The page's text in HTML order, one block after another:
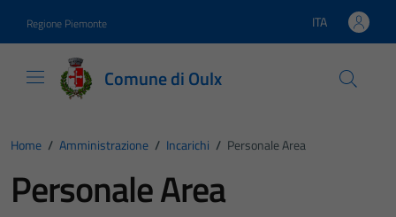
Regione Piemonte Lingua attiva:
ITA
Comune di Oulx
Home / Amministrazione / Incarichi / Personale Area
Personale Area